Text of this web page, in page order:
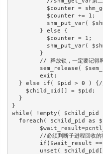
} else if( $pid > 0 ) {//
    $child_pid[] = $pid;
  }
}
while( !empty(
foreach( $child_pid as
if($wait_result